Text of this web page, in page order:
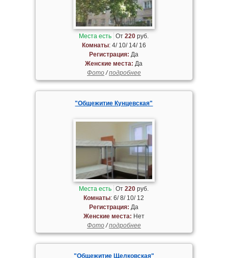
Места есть От220 руб.
Комнаты: 4/ 10/ 14/ 16
Регистрация: Да
Женские места: Да
Фото/подробнее
"Общежитие Кунцевская"
Места есть От220 руб.
Комнаты: 6/ 8/ 10/ 12
Регистрация: Да
Женские места: Нет
Фото/подробнее
"Общежитие Щелковская"